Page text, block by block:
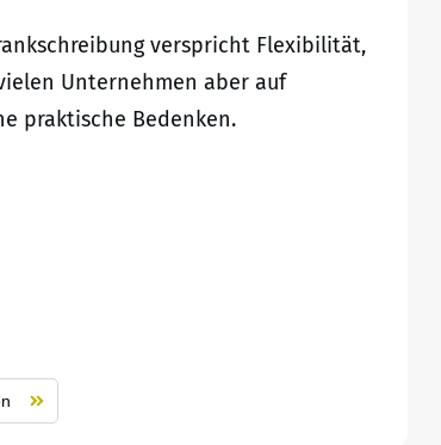
verspricht Flexibilität,
Unternehmen aber auf
praktische Bedenken.